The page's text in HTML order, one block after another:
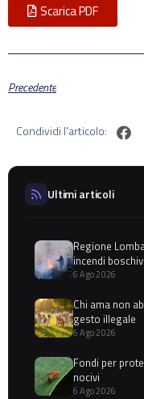
Scarica PDF
Precedente
Condividi l'articolo:
Ultimi articoli
Regione
incendi boschivi
6 Ago 2026
Chi ama non
gesto illegale
6 Ago 2026
Fondi per
nocivi
6 Ago 2026